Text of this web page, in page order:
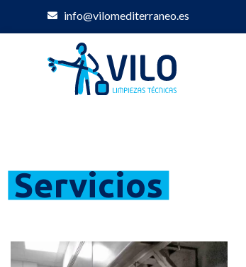
info@vilomediterraneo.es
Servicios